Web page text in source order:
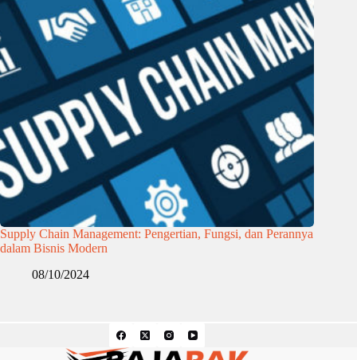
Supply Chain Management: Pengertian, Fungsi, dan Perannya
dalam Bisnis Modern
08/10/2024